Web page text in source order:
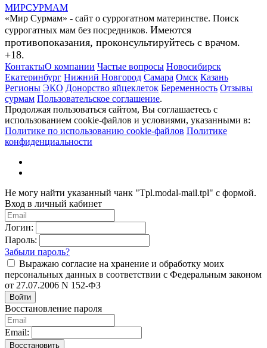
МИРСУРМАМ
«Мир Сурмам» - сайт о суррогатном материнстве. Поиск
суррогатных мам без посредников. Имеются
противопоказания, проконсультируйтесь с врачом.
+18.
КонтактыО компании Частые вопросы Новосибирск
Екатеринбург Нижний Новгород Самара Омск Казань
Регионы ЭКО Донорство яйцеклеток Беременность Отзывы
сурмам Пользовательское соглашение.
Продолжая пользоваться сайтом, Вы соглашаетесь с
использованием cookie-файлов и условиями, указанными в:
Политике по использованию cookie-файлов Политике
конфиденциальности
Не могу найти указанный чанк "Tpl.modal-mail.tpl" с формой.
Вход в личный кабинет
Логин:
Пароль:
Забыли пароль?
Выражаю согласие на хранение и обработку моих
персональных данных в соответствии с Федеральным законом
от 27.07.2006 N 152-ФЗ
Войти
Восстановление пароля
Email:
Восстановить